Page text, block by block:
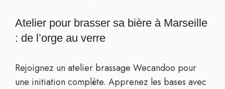
Atelier pour brasser sa bière à Marseille
: de l’orge au verre
Rejoignez un atelier brassage Wecandoo pour
une initiation complète. Apprenez les bases avec